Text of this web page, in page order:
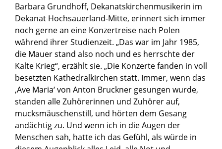
Barbara Grundhoff, Dekanatskirchenmusikerin im
Dekanat Hochsauerland-Mitte, erinnert sich immer
noch gerne an eine Konzertreise nach Polen
während ihrer Studienzeit. „Das war im Jahr 1985,
die Mauer stand also noch und es herrschte der
Kalte Krieg“, erzählt sie. „Die Konzerte fanden in voll
besetzten Kathedralkirchen statt. Immer, wenn das
‚Ave Maria‘ von Anton Bruckner gesungen wurde,
standen alle Zuhörerinnen und Zuhörer auf,
mucksmäuschenstill, und hörten dem Gesang
andächtig zu. Und wenn ich in die Augen der
Menschen sah, hatte ich das Gefühl, als würde in